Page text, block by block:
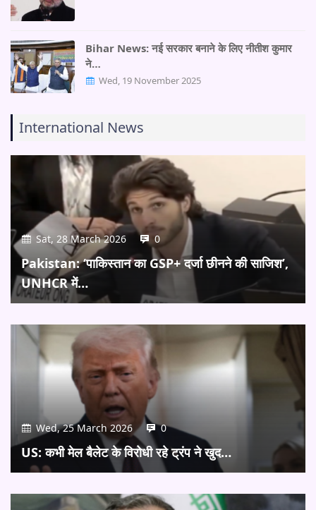
Bihar News: नई सरकार बनाने के लिए नीतीश कुमार
ने…
Wed, 19 November 2025
International News
Sat, 28 March 2026 0
Pakistan: ‘पाकिस्तान का GSP+ दर्जा छीनने की साजिश’,
UNHCR में…
Wed, 25 March 2026 0
US: कभी मेल बैलेट के विरोधी रहे ट्रंप ने खुद…